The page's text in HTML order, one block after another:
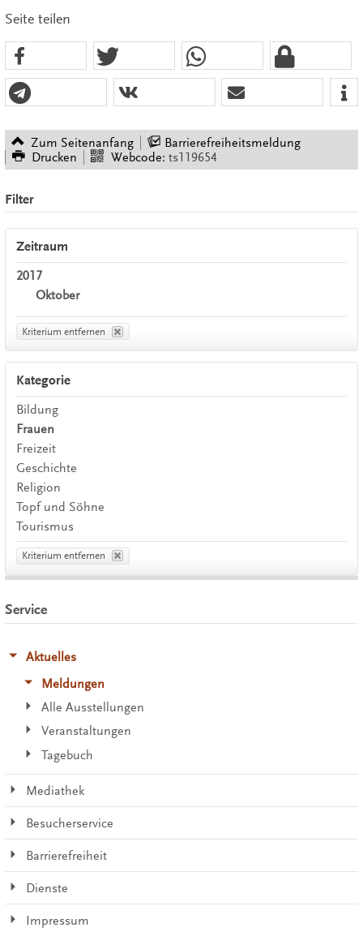
Seite teilen
Zum Seitenanfang
Barrierefreiheitsmeldung
Drucken
Webcode: ts119654
Filter
Zeitraum
2017
Oktober
Kriterium entfernen
Kategorie
Bildung
Frauen
Freizeit
Geschichte
Religion
Topf und Söhne
Tourismus
Kriterium entfernen
Service
Aktuelles
Meldungen
Alle Ausstellungen
Veranstaltungen
Tagebuch
Mediathek
Besucherservice
Barrierefreiheit
Dienste
Impressum